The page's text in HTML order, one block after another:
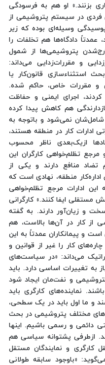
بزنند.» او هم به فرسودگی
در سیستم پتروشیمی از
وسیله‌ای بوده که زیر
دادگاه‌ها هم تخلفات را
پتروشیمی‌ها از شمول
و مقررات‌زدایی می‌داند:
استثناء‌سازی قانون‌کار یا
و مقررات خاص، حاکم شده.
کردند، اجرای ایمنی و حفاظت
هم کاهش پیدا کرده
شامل‌شان نمی‌شود و باتوجه به
ادارات کار در منطقه هستند،
ازیک‌بعدی ناظر محسوب
مرجع تظلم‌خواهی کارگران این
تضاد منافع دارند و یکی از
منطقه، نهادی است که
این ادارات مرجع تظلم‌خواهی
مستقلی ایفا کنند.» کارگرانی
و زیان‌آور دارند. به گفته
از کار در آن‌ها بالاست، هم
و پیمانکاران عمدتاً به این
کار را غیر از قوانین و
می‌داند: «در سیاست‌های
به تغییرات اساسی دارد. باید
و نفت‌مان ایجاد شود
نماینده‌های کارگری باید
و ما اول باید در یک سطحی،
مختلف پتروشیمی در بحث
دائمی و رسمی باشیم. اینها
ازطرفی پشتوانه سیاسی هم
و نمایندگان مستقل
«باوجود سابقه طولانی